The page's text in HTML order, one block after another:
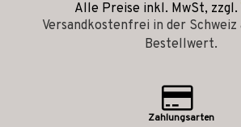
Alle Preise inkl. MwSt, zzgl.
Versandkostenfrei in der Schweiz
Bestellwert.
Zahlungsarten